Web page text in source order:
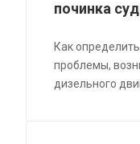
починка
Как
проблемы,
дизельного